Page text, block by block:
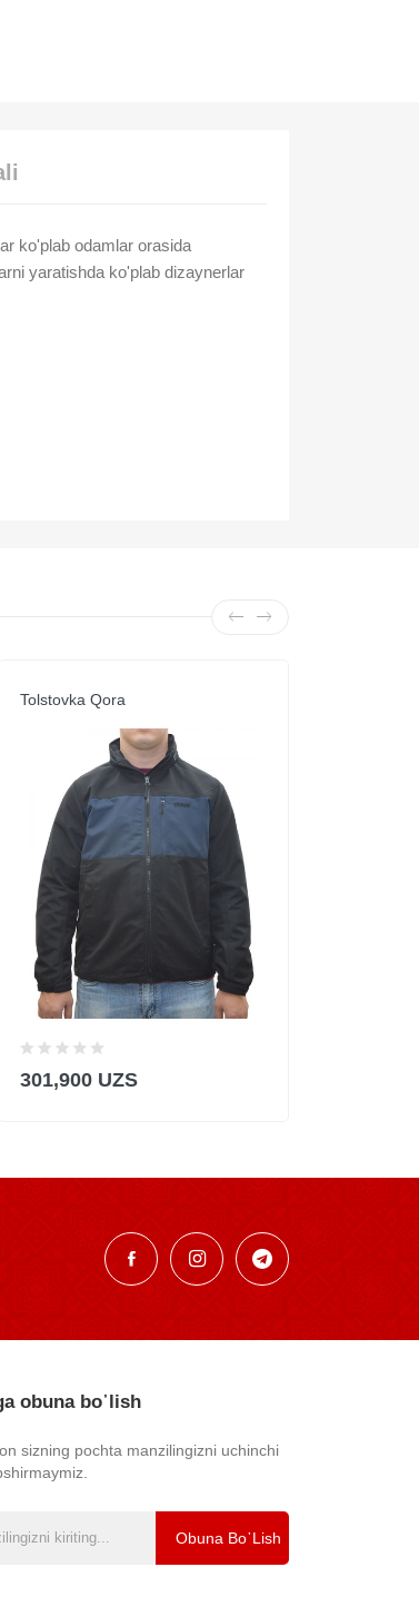
ko'plab odamlar orasida
yaratishda ko'plab dizaynerlar
Tolstovka Qora
301,900 UZS
obuna bo᾿lish
sizning pochta manzilingizni uchinchi
Obuna Bo᾿lish